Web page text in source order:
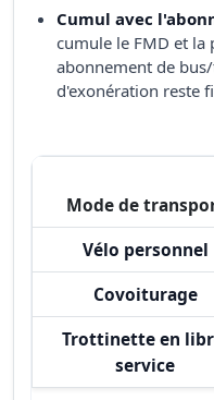
Cumul avec
cumule le FMD et la
abonnement de
d'exonération reste
Mode de
Vélo personnel
Covoiturage
Trottinette en
service